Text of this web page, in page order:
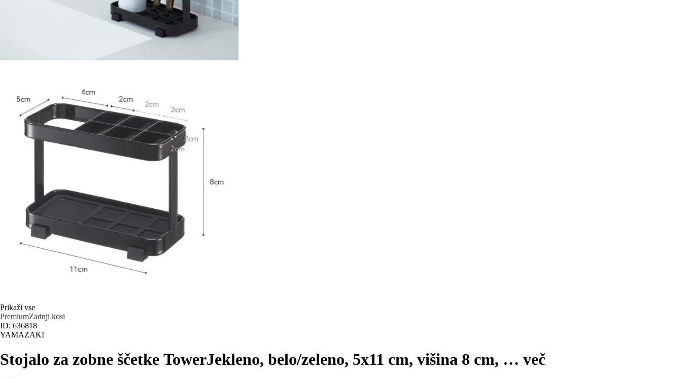
Prikaži vse
PremiumZadnji kosi
ID: 636818
YAMAZAKI
Stojalo za zobne ščetke TowerJekleno, belo/zeleno, 5x11 cm, višina 8 cm, … več